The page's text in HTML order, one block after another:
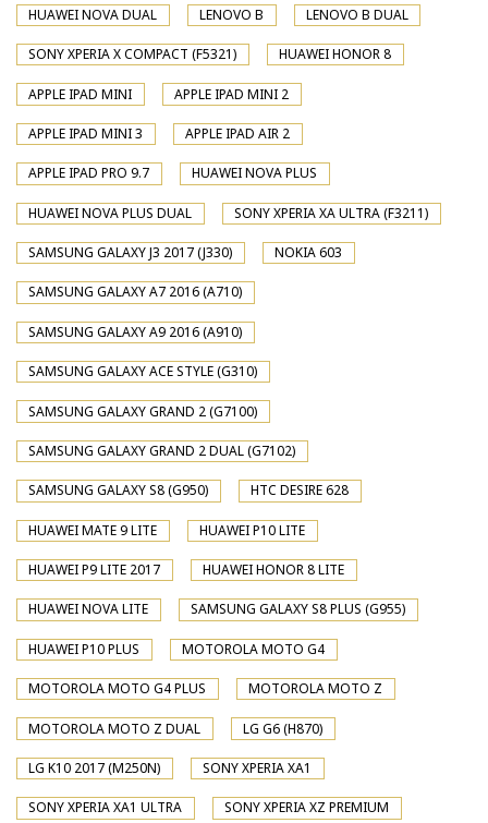
HUAWEI NOVA DUAL LENOVO B LENOVO B DUAL
SONY XPERIA X COMPACT (F5321) HUAWEI HONOR 8
APPLE IPAD MINI APPLE IPAD MINI 2
APPLE IPAD MINI 3 APPLE IPAD AIR 2
APPLE IPAD PRO 9.7 HUAWEI NOVA PLUS
HUAWEI NOVA PLUS DUAL SONY XPERIA XA ULTRA (F3211)
SAMSUNG GALAXY J3 2017 (J330) NOKIA 603
SAMSUNG GALAXY A7 2016 (A710)
SAMSUNG GALAXY A9 2016 (A910)
SAMSUNG GALAXY ACE STYLE (G310)
SAMSUNG GALAXY GRAND 2 (G7100)
SAMSUNG GALAXY GRAND 2 DUAL (G7102)
SAMSUNG GALAXY S8 (G950) HTC DESIRE 628
HUAWEI MATE 9 LITE HUAWEI P10 LITE
HUAWEI P9 LITE 2017 HUAWEI HONOR 8 LITE
HUAWEI NOVA LITE SAMSUNG GALAXY S8 PLUS (G955)
HUAWEI P10 PLUS MOTOROLA MOTO G4
MOTOROLA MOTO G4 PLUS MOTOROLA MOTO Z
MOTOROLA MOTO Z DUAL LG G6 (H870)
LG K10 2017 (M250N) SONY XPERIA XA1
SONY XPERIA XA1 ULTRA SONY XPERIA XZ PREMIUM